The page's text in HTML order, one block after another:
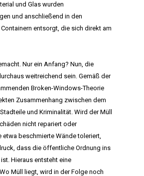
und Glas wurden
und anschließend in den
entsorgt, die sich direkt am
Nur ein Anfang? Nun, die
weitreichend sein. Gemäß der
Broken-Windows-Theorie
Zusammenhang zwischen dem
und Kriminalität. Wird der Müll
nicht repariert oder
etwa beschmierte Wände toleriert,
dass die öffentliche Ordnung ins
Hieraus entsteht eine
Müll liegt, wird in der Folge noch